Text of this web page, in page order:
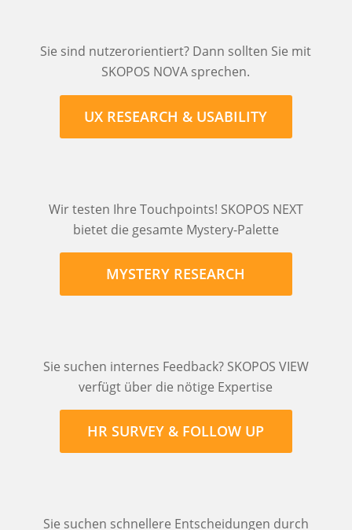
Sie sind nutzerorientiert? Dann sollten Sie mit
SKOPOS NOVA sprechen.
UX RESEARCH & USABILITY
Wir testen Ihre Touchpoints! SKOPOS NEXT
bietet die gesamte Mystery-Palette
MYSTERY RESEARCH
Sie suchen internes Feedback? SKOPOS VIEW
verfügt über die nötige Expertise
HR SURVEY & FOLLOW UP
Sie suchen schnellere Entscheidungen durch